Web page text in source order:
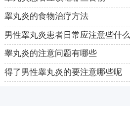
睾丸炎的食物治疗方法
男性睾丸炎患者日常应注意些什么
睾丸炎的注意问题有哪些
得了男性睾丸炎的要注意哪些呢